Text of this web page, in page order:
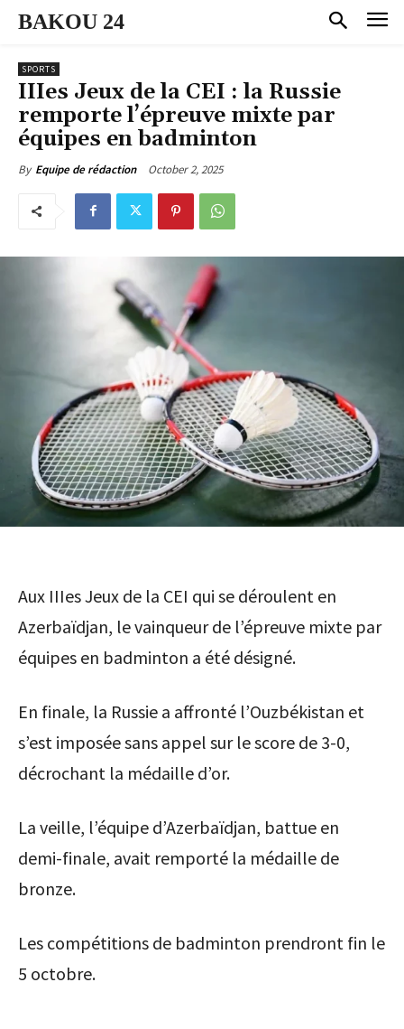
BAKOU 24
SPORTS
IIIes Jeux de la CEI : la Russie
remporte l’épreuve mixte par
équipes en badminton
By Equipe de rédaction October 2, 2025
Aux IIIes Jeux de la CEI qui se déroulent en
Azerbaïdjan, le vainqueur de l’épreuve mixte par
équipes en badminton a été désigné.
En finale, la Russie a affronté l’Ouzbékistan et
s’est imposée sans appel sur le score de 3-0,
décrochant la médaille d’or.
La veille, l’équipe d’Azerbaïdjan, battue en
demi-finale, avait remporté la médaille de
bronze.
Les compétitions de badminton prendront fin le
5 octobre.